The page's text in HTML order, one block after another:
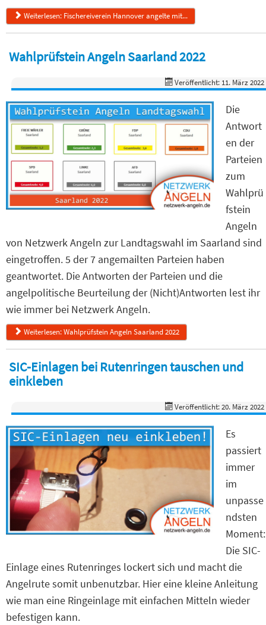
Weiterlesen: Fischereiverein Hannover angelte mit...
Wahlprüfstein Angeln Saarland 2022
Veröffentlicht: 11. März 2022
Die
Antwort
en der
Parteien
zum
Wahlprü
fstein
Angeln
von Netzwerk Angeln zur Landtagswahl im Saarland sind
eingetroffen. 5 der 7 angemailten Parteien haben
geantwortet. Die Antworten der Parteien und die
angelpolitische Beurteilung der (Nicht)Antworten lest ihr
wie immer bei Netzwerk Angeln.
Weiterlesen: Wahlprüfstein Angeln Saarland 2022
SIC-Einlagen bei Rutenringen tauschen und
einkleben
Veröffentlicht: 20. März 2022
Es
passiert
immer
im
unpasse
ndsten
Moment:
Die SIC-
Einlage eines Rutenringes lockert sich und macht die
Angelrute somit unbenutzbar. Hier eine kleine Anleitung
wie man eine Ringeinlage mit einfachen Mitteln wieder
befestigen kann.